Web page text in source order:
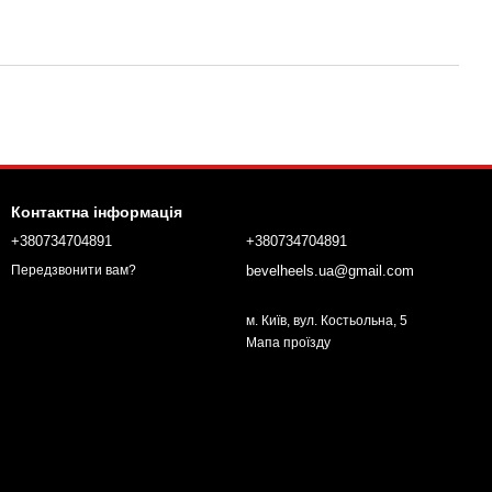
Контактна інформація
+380734704891
Передзвонити вам?
+380734704891
bevelheels.ua@gmail.com
м. Київ, вул. Костьольна, 5
Мапа проїзду